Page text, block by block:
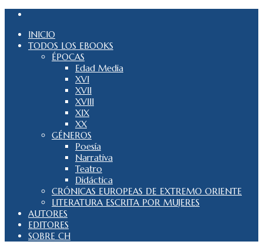
INICIO
TODOS LOS EBOOKS
ÉPOCAS
Edad Media
XVI
XVII
XVIII
XIX
XX
GÉNEROS
Poesía
Narrativa
Teatro
Didáctica
CRÓNICAS EUROPEAS DE EXTREMO ORIENTE
LITERATURA ESCRITA POR MUJERES
AUTORES
EDITORES
SOBRE CH